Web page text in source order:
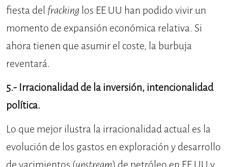
fiesta del fracking los EE UU han podido vivir un
momento de expansión económica relativa. Si
ahora tienen que asumir el coste, la burbuja
reventará.
5.- Irracionalidad de la inversión, intencionalidad
política.
Lo que mejor ilustra la irracionalidad actual es la
evolución de los gastos en exploración y desarrollo